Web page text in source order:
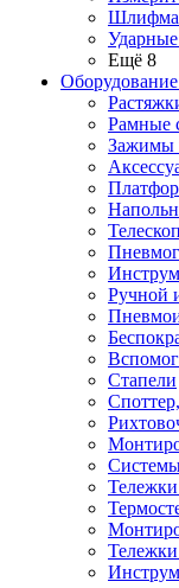
Ещё 8
Рамные
Зажимы
Ручной
Стапели